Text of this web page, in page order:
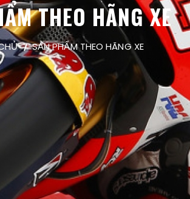
THEO HÃNG XE
SẢN PHẨM THEO HÃNG XE